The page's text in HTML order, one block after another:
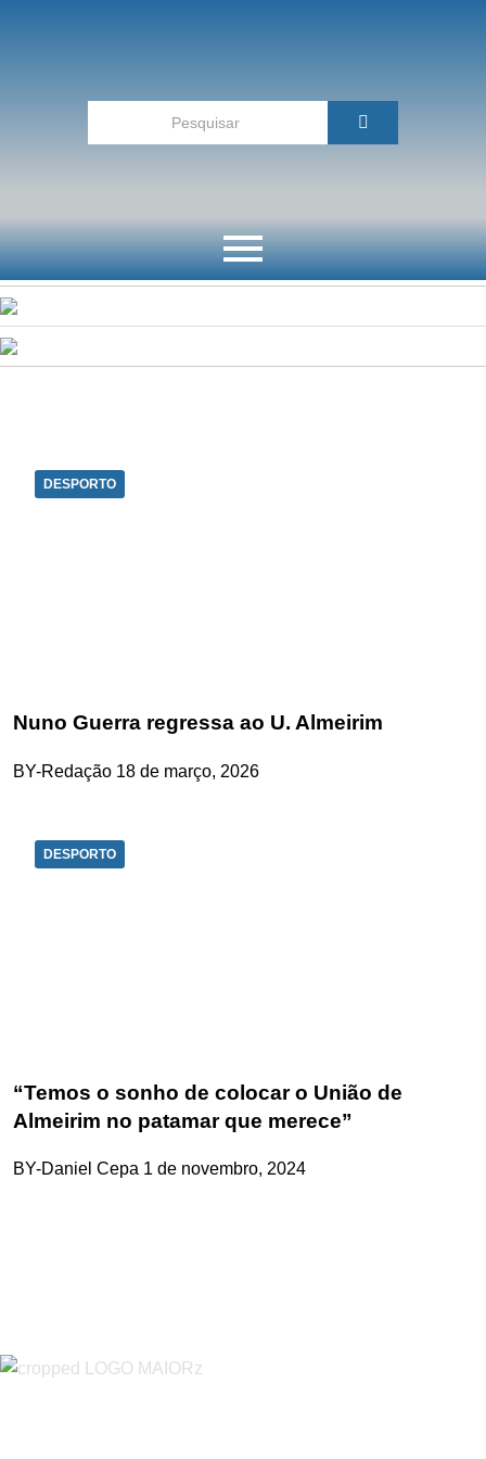
DESPORTO
Nuno Guerra regressa ao U. Almeirim
BY-Redação 18 de março, 2026
DESPORTO
“Temos o sonho de colocar o União de
Almeirim no patamar que merece”
BY-Daniel Cepa 1 de novembro, 2024